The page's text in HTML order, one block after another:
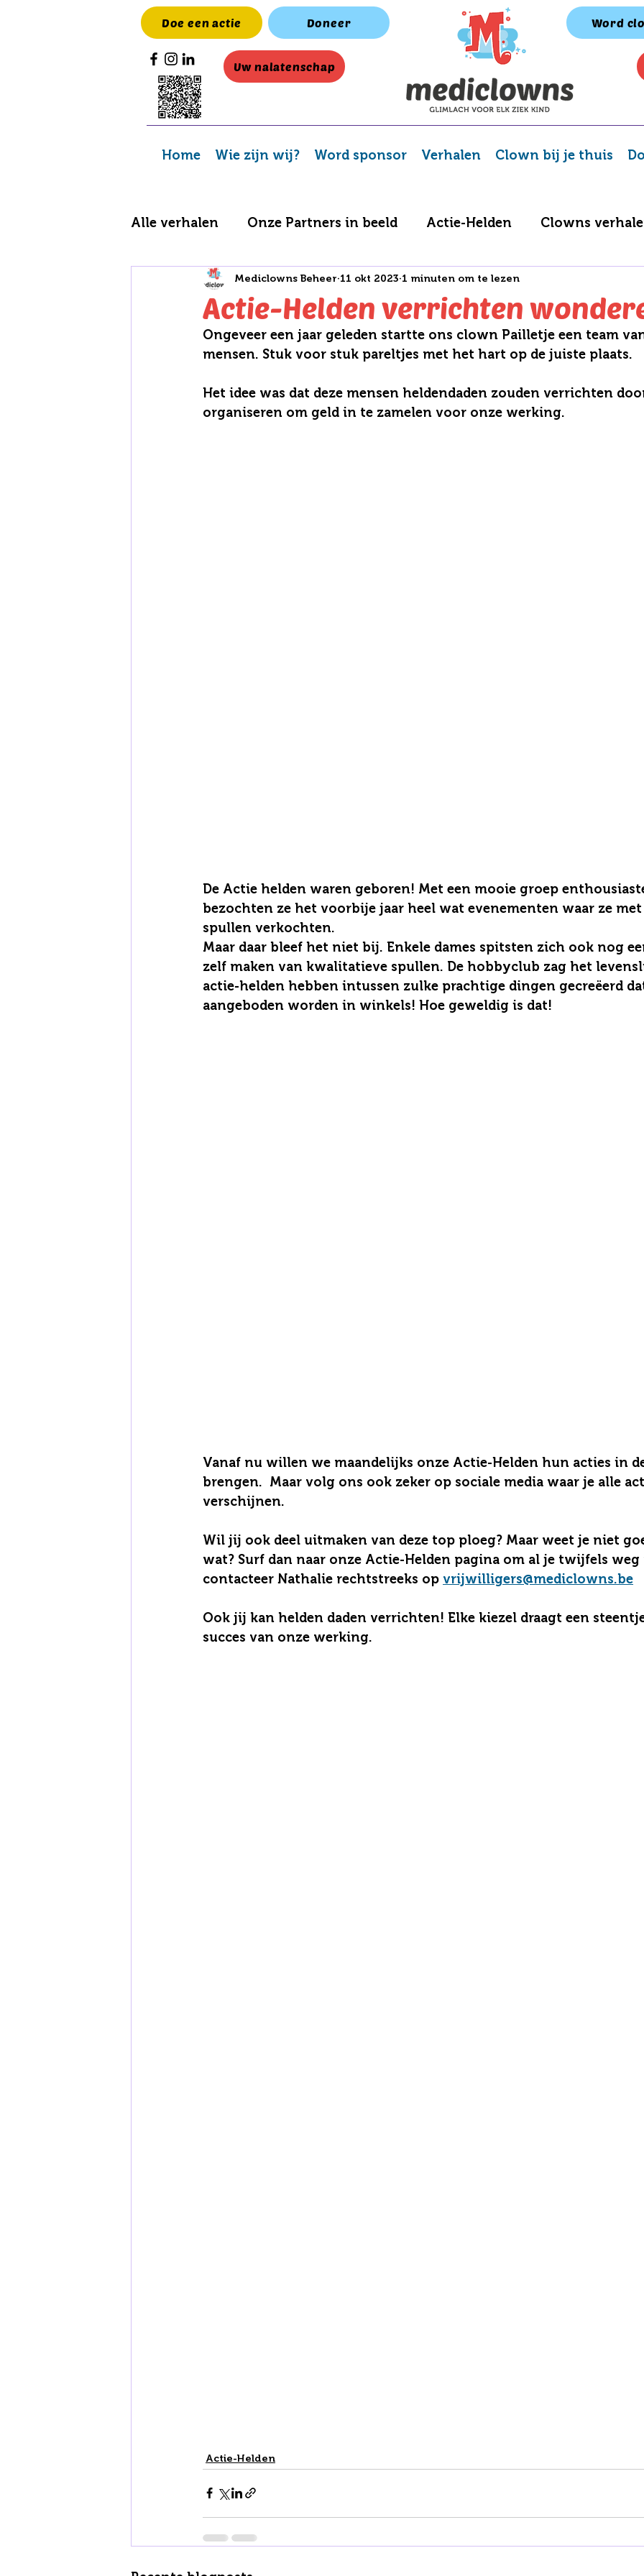
Doe een actie Doneer
Uw nalatenschap
Word
Home Wie zijn wij? Word sponsor Verhalen Clown bij je thuis
Alle verhalen Onze Partners in beeld Actie-Helden Clowns
Acties en inzamelingen Spelletjes album BV Challenge
Actie-Helden verrichten
Mediclowns Beheer 11 okt 2023 1 minuten om te lezen
Ongeveer een jaar geleden startte ons clown Pailletje een team
mensen. Stuk voor stuk pareltjes met het hart op de juiste plaats.
Het idee was dat deze mensen heldendaden zouden verrichten
organiseren om geld in te zamelen voor onze werking.
De Actie helden waren geboren! Met een mooie groep
bezochten ze het voorbije jaar heel wat evenementen waar ze
spullen verkochten.
Maar daar bleef het niet bij. Enkele dames spitsten zich ook nog
zelf maken van kwalitatieve spullen. De hobbyclub zag het
actie-helden hebben intussen zulke prachtige dingen gecreëerd
aangeboden worden in winkels! Hoe geweldig is dat!
Vanaf nu willen we maandelijks onze Actie-Helden hun acties in
brengen.  Maar volg ons ook zeker op sociale media waar je alle
verschijnen.
Wil jij ook deel uitmaken van deze top ploeg? Maar weet je niet
wat? Surf dan naar onze Actie-Helden pagina om al je twijfels
contacteer Nathalie rechtstreeks op vrijwilligers@mediclowns.be
Ook jij kan helden daden verrichten! Elke kiezel draagt een
succes van onze werking.
Actie-Helden